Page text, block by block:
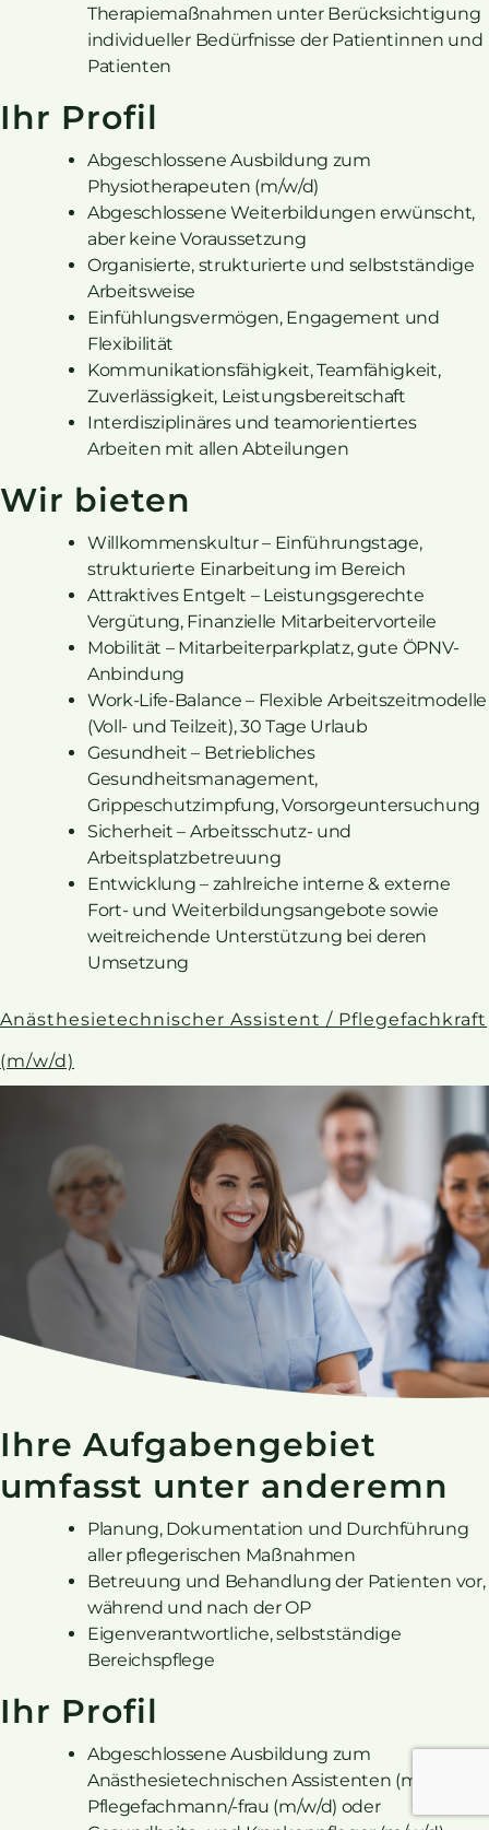
Therapiemaßnahmen unter Berücksichtigung
individueller Bedürfnisse der Patientinnen und
Patienten
Ihr Profil
Abgeschlossene Ausbildung zum
Physiotherapeuten (m/w/d)
Abgeschlossene Weiterbildungen erwünscht,
aber keine Voraussetzung
Organisierte, strukturierte und selbstständige
Arbeitsweise
Einfühlungsvermögen, Engagement und
Flexibilität
Kommunikationsfähigkeit, Teamfähigkeit,
Zuverlässigkeit, Leistungsbereitschaft
Interdisziplinäres und teamorientiertes
Arbeiten mit allen Abteilungen
Wir bieten
Willkommenskultur – Einführungstage,
strukturierte Einarbeitung im Bereich
Attraktives Entgelt – Leistungsgerechte
Vergütung, Finanzielle Mitarbeitervorteile
Mobilität – Mitarbeiterparkplatz, gute ÖPNV-
Anbindung
Work-Life-Balance – Flexible Arbeitszeitmodelle
(Voll- und Teilzeit), 30 Tage Urlaub
Gesundheit – Betriebliches
Gesundheitsmanagement,
Grippeschutzimpfung, Vorsorgeuntersuchung
Sicherheit – Arbeitsschutz- und
Arbeitsplatzbetreuung
Entwicklung – zahlreiche interne & externe
Fort- und Weiterbildungsangebote sowie
weitreichende Unterstützung bei deren
Umsetzung
Anästhesietechnischer Assistent / Pflegefachkraft
(m/w/d)
Ihre Aufgabengebiet
umfasst unter anderemn
Planung, Dokumentation und Durchführung
aller pflegerischen Maßnahmen
Betreuung und Behandlung der Patienten vor,
während und nach der OP
Eigenverantwortliche, selbstständige
Bereichspflege
Ihr Profil
Abgeschlossene Ausbildung zum
Anästhesietechnischen Assistenten (m/w/d),
Pflegefachmann/-frau (m/w/d) oder